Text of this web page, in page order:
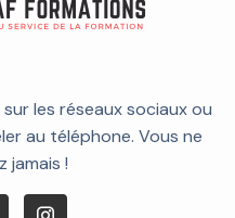
les réseaux sociaux ou
au téléphone. Vous ne
jamais !